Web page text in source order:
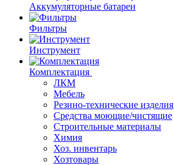
Аккумуляторные батареи
Фильтры
Инструмент
Комплектация
ЛКМ
Мебель
Резино-технические изделия
Средства моющие/чистящие
Строительные материалы
Химия
Хоз. инвентарь
Хозтовары